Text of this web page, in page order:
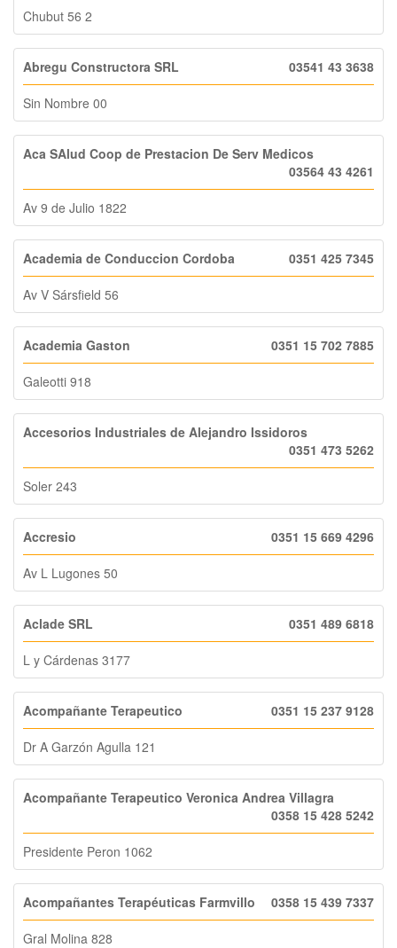
Chubut 56 2
Abregu Constructora SRL 03541 43 3638
Sin Nombre 00
Aca SAlud Coop de Prestacion De Serv Medicos
03564 43 4261
Av 9 de Julio 1822
Academia de Conduccion Cordoba 0351 425 7345
Av V Sársfield 56
Academia Gaston 0351 15 702 7885
Galeotti 918
Accesorios Industriales de Alejandro Issidoros
0351 473 5262
Soler 243
Accresio 0351 15 669 4296
Av L Lugones 50
Aclade SRL 0351 489 6818
L y Cárdenas 3177
Acompañante Terapeutico 0351 15 237 9128
Dr A Garzón Agulla 121
Acompañante Terapeutico Veronica Andrea Villagra
0358 15 428 5242
Presidente Peron 1062
Acompañantes Terapéuticas Farmvillo 0358 15 439 7337
Gral Molina 828